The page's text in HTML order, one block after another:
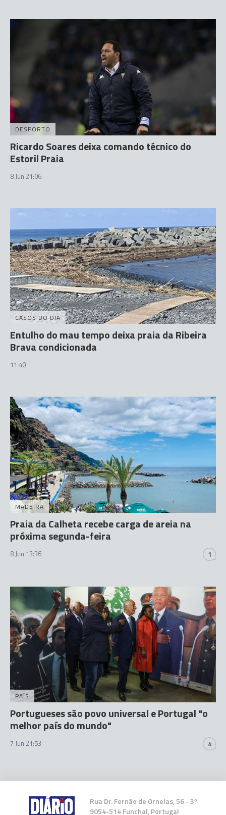
DESPORTO
Ricardo Soares deixa comando técnico do
Estoril Praia
8 Jun 21:06
CASOS DO DIA
Entulho do mau tempo deixa praia da Ribeira
Brava condicionada
11:40
MADEIRA
Praia da Calheta recebe carga de areia na
próxima segunda-feira
8 Jun 13:36 1
PAÍS
Portugueses são povo universal e Portugal "o
melhor país do mundo"
7 Jun 21:53 4
Rua Dr. Fernão de Ornelas, 56 - 3º
9054-514 Funchal, Portugal